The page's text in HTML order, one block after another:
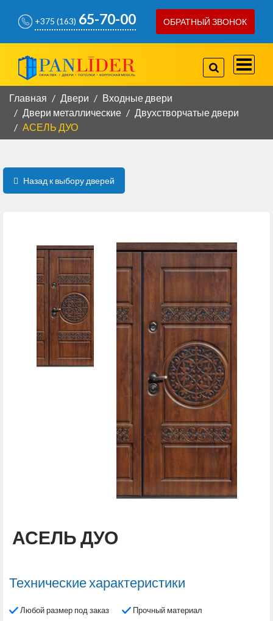
+375 (163) 65-70-00
+375(29) 778-80-66
ОБРАТНЫЙ ЗВОНОК
КОРПУСНАЯ МЕБЕЛЬ
Главная Двери
Входные двери
Двери металлические
Двухстворчатые двери
АСЕЛЬ ДУО
Назад к выбору дверей
АСЕЛЬ ДУО
Технические характеристики
Любой размер под заказ Прочный материал